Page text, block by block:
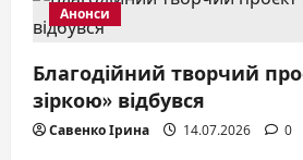
Анонси
Благодійний творчий
зіркою» відбувся
Савенко Ірина 14.07.2026 0